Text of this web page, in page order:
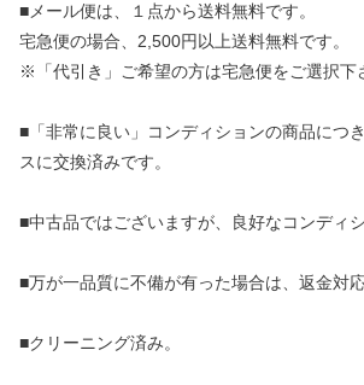
■メール便は、１点から送料無料です。
宅急便の場合、2,500円以上送料無料です。
※「代引き」ご希望の方は宅急便をご選択下
■「非常に良い」コンディションの商品につ
スに交換済みです。
■中古品ではございますが、良好なコンディシ
■万が一品質に不備が有った場合は、返金対応
■クリーニング済み。